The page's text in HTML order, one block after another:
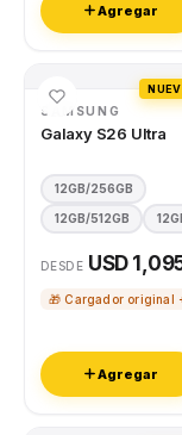
Agregar
SAMSUNG
Galaxy S26 Ultra
12GB/256GB
12GB/512GB
DESDE USD
🎁 Cargador original
Agregar